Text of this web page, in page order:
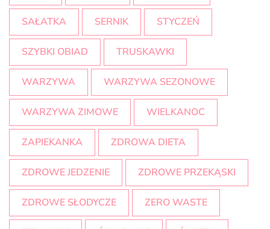
SAŁATKA SERNIK STYCZEŃ
SZYBKI OBIAD TRUSKAWKI
WARZYWA WARZYWA SEZONOWE
WARZYWA ZIMOWE WIELKANOC
ZAPIEKANKA ZDROWA DIETA
ZDROWE JEDZENIE ZDROWE PRZEKĄSKI
ZDROWE SŁODYCZE ZERO WASTE